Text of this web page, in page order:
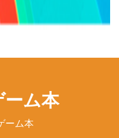
ーム本
ーム本